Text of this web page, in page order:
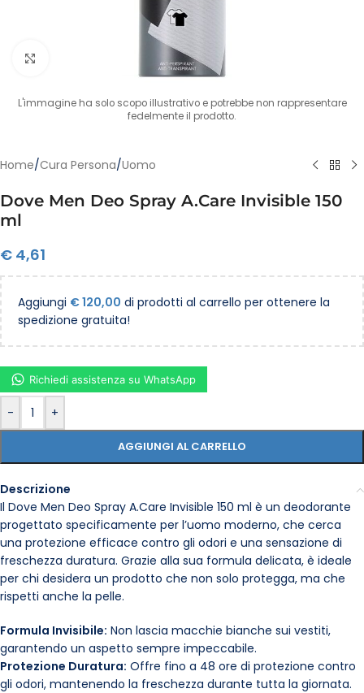
L'immagine ha solo scopo illustrativo e potrebbe non rappresentare
fedelmente il prodotto.
Home/Cura Persona/Uomo
Dove Men Deo Spray A.Care Invisible 150
ml
€ 4,61
Aggiungi €120,00 di prodotti al carrello per ottenere la
spedizione gratuita!
- +
AGGIUNGI AL CARRELLO
Richiedi assistenza su WhatsApp
Descrizione
Il Dove Men Deo Spray A.Care Invisible 150 ml è un deodorante
progettato specificamente per l’uomo moderno, che cerca
una protezione efficace contro gli odori e una sensazione di
freschezza duratura. Grazie alla sua formula delicata, è ideale
per chi desidera un prodotto che non solo protegga, ma che
rispetti anche la pelle.
Formula Invisibile: Non lascia macchie bianche sui vestiti,
garantendo un aspetto sempre impeccabile.
Protezione Duratura: Offre fino a 48 ore di protezione contro
gli odori, mantenendo la freschezza durante tutta la giornata.